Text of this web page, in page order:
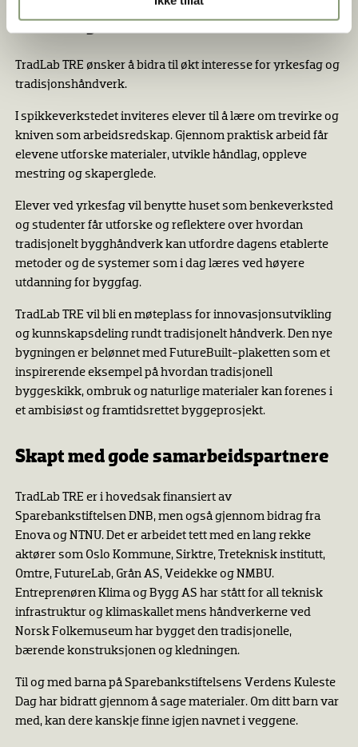
En læringsarena som utfordrer
TradLab TRE ønsker å bidra til økt interesse for yrkesfag og
tradisjonshåndverk.
I spikkeverkstedet inviteres elever til å lære om trevirke og
kniven som arbeidsredskap. Gjennom praktisk arbeid får
elevene utforske materialer, utvikle håndlag, oppleve
mestring og skaperglede.
Elever ved yrkesfag vil benytte huset som benkeverksted
og studenter får utforske og reflektere over hvordan
tradisjonelt bygghåndverk kan utfordre dagens etablerte
metoder og de systemer som i dag læres ved høyere
utdanning for byggfag.
TradLab TRE vil bli en møteplass for innovasjonsutvikling
og kunnskapsdeling rundt tradisjonelt håndverk. Den nye
bygningen er belønnet med FutureBuilt-plaketten som et
inspirerende eksempel på hvordan tradisjonell
byggeskikk, ombruk og naturlige materialer kan forenes i
et ambisiøst og framtidsrettet byggeprosjekt.
Skapt med gode samarbeidspartnere
TradLab TRE er i hovedsak finansiert av
Sparebankstiftelsen DNB, men også gjennom bidrag fra
Enova og NTNU. Det er arbeidet tett med en lang rekke
aktører som Oslo Kommune, Sirktre, Treteknisk institutt,
Omtre, FutureLab, Grån AS, Veidekke og NMBU.
Entreprenøren Klima og Bygg AS har stått for all teknisk
infrastruktur og klimaskallet mens håndverkerne ved
Norsk Folkemuseum har bygget den tradisjonelle,
bærende konstruksjonen og kledningen.
Til og med barna på Sparebankstiftelsens Verdens Kuleste
Dag har bidratt gjennom å sage materialer. Om ditt barn var
med, kan dere kanskje finne igjen navnet i veggene.